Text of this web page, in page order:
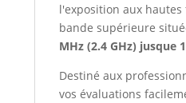
l'exposition aux
bande supérieure
MHz (2.4 GHz) jusque
Destiné aux
vos évaluations